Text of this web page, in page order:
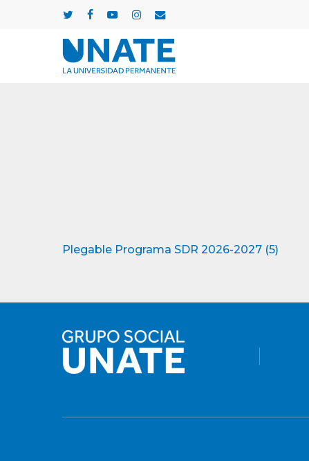
twitterfacebookyoutubeinstagram
email
Plegable Programa SDR 2026-2027 (5)